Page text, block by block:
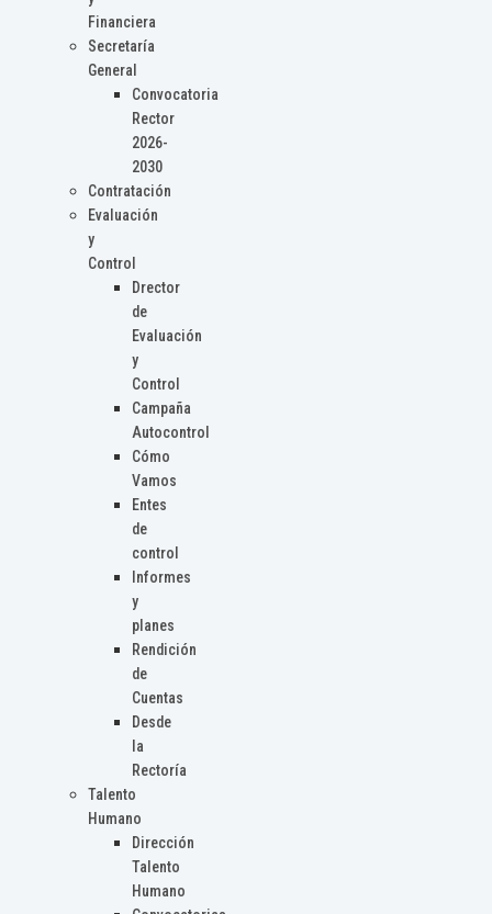
Financiera
Secretaría
General
Convocatoria
Rector
2026-
2030
Contratación
Evaluación
y
Control
Drector
de
Evaluación
y
Control
Campaña
Autocontrol
Cómo
Vamos
Entes
de
control
Informes
y
planes
Rendición
de
Cuentas
Desde
la
Rectoría
Talento
Humano
Dirección
Talento
Humano